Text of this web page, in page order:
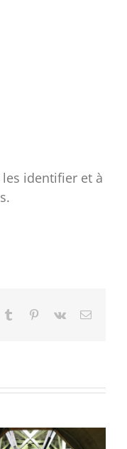
identifier et à
Tumblr Pinterest
Vk Email